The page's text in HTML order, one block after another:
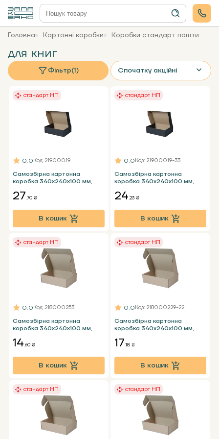
Головна Картонні коробки Коробки стандарт пошти
для книг
Фільтр(1) Спочатку акційні
стандарт НП
Самозбірна картонна
коробка 340x240x100 мм,
стандарт пошти
0.0Код: 21900019
27.70 ₴
В кошик
стандарт НП
Самозбірна картонна
коробка 340x240x100 мм,
стандарт пошти
0.0Код: 21900019-33
24.23 ₴
В кошик
стандарт НП
Самозбірна картонна
коробка 340x240x100 мм,
пошти
0.0Код: 218000253
14.60 ₴
В кошик
стандарт НП
Самозбірна картонна
коробка 340x240x100 мм,
пошти
0.0Код: 218000229-22
17.18 ₴
В кошик
стандарт НП стандарт НП